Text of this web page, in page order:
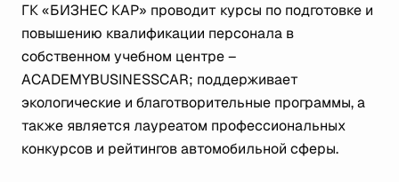
ГК «БИЗНЕС КАР» проводит курсы по подготовке и
повышению квалификации персонала в
собственном учебном центре –
ACADEMYBUSINESSCAR; поддерживает
экологические и благотворительные программы, а
также является лауреатом профессиональных
конкурсов и рейтингов автомобильной сферы.